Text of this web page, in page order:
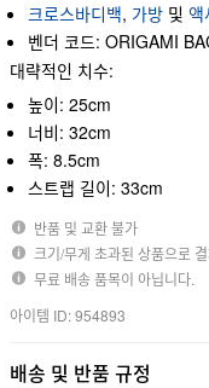
크로스바디백, 가방 및 액
벤더 코드: ORIGAMI
대략적인 치수:
높이: 25cm
너비: 32cm
폭: 8.5cm
스트랩 길이: 33cm
반품 및 교환 불가
크기/무게 초과된 상품으로
무료 배송 품목이 아닙니다.
아이템 ID: 954893
배송 및 반품 규정